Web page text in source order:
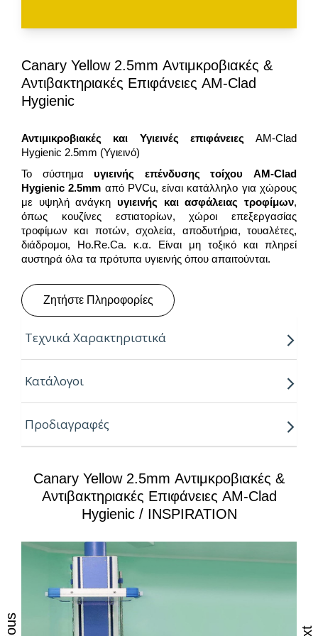
Canary Yellow 2.5mm Αντιμκροβιακές &
Αντιβακτηριακές Επιφάνειες AM-Clad
Hygienic
Αντιμικροβιακές και Υγιεινές επιφάνειες AM-Clad
Hygienic 2.5mm (Υγιεινό)
Το σύστημα υγιεινής επένδυσης τοίχου AM-Clad
Hygienic 2.5mm από PVCu, είναι κατάλληλο για χώρους
με υψηλή ανάγκη υγιεινής και ασφάλειας τροφίμων,
όπως κουζίνες εστιατορίων, χώροι επεξεργασίας
τροφίμων και ποτών, σχολεία, αποδυτήρια, τουαλέτες,
διάδρομοι, Ho.Re.Ca. κ.α. Είναι μη τοξικό και πληρεί
αυστηρά όλα τα πρότυπα υγιεινής όπου απαιτούνται.
Ζητήστε Πληροφορίες
Τεχνικά Χαρακτηριστικά
Διαστάσεις
Φύλλα:
2438 x 1220 x 2 mm
3048 x 1220 x 2 mm
3048 x 300 x 2 mm
Γωνίες:
3048 x 75 x 75 mm
Κατάλογοι
Προδιαγραφές
Canary Yellow 2.5mm Αντιμκροβιακές &
Αντιβακτηριακές Επιφάνειες AM-Clad
Hygienic / INSPIRATION